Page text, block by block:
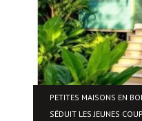
PETITES MAISONS EN
SÉDUIT LES JEUNES